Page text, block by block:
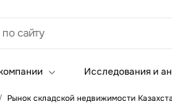
Исследования и
Рынок складской недвижимости